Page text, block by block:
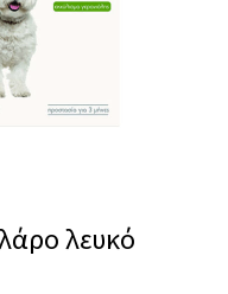
λευκό